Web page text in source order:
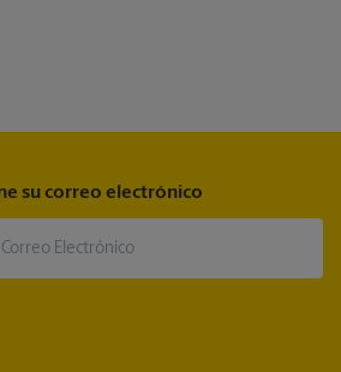
su correo electrónico